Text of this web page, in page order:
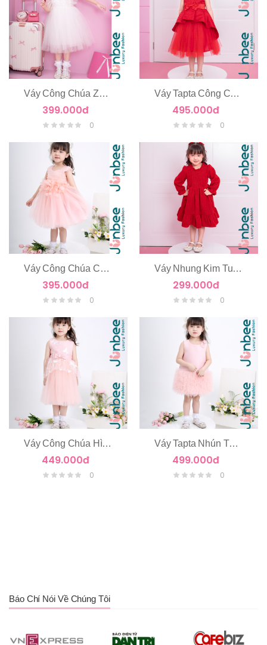
Váy Công Chúa Zen Hoa Nổi Tay Cánh Tiên
399.000đ
0
Váy Tapta Công Chúa 2 Tầng
495.000đ
0
Váy Công Chúa Chùm Hoa Eo
395.000đ
0
Váy Nhung Kim Tuyến Dài Tay
299.000đ
0
Váy Công Chúa Hình Cánh Bướm
449.000đ
0
Váy Tapta Nhún Tùng Tầng Voan
499.000đ
0
Báo Chí Nói Về Chúng Tôi